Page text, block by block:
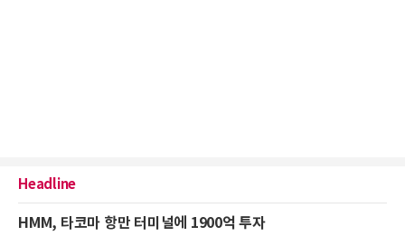
Headline
HMM, 타코마 항만 터미널에 1900억 투자